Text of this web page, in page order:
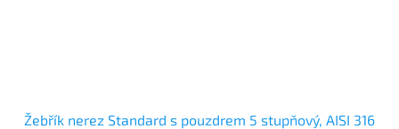
Žebřík nerez Standard s pouzdrem 5 stupňový, AISI 316